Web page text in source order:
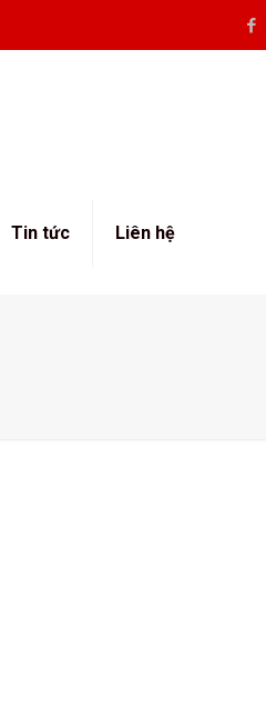
Tin tức Liên hệ